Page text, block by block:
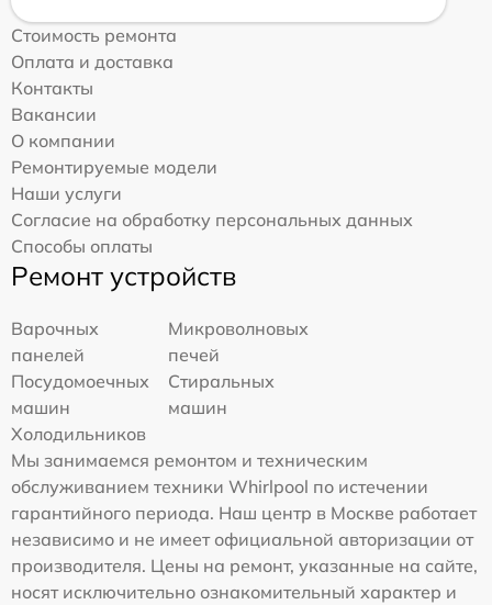
Стоимость ремонта
Оплата и доставка
Контакты
Вакансии
О компании
Ремонтируемые модели
Наши услуги
Согласие на обработку персональных данных
Способы оплаты
Ремонт устройств
Варочных
панелей
Микроволновых
печей
Посудомоечных
машин
Стиральных
машин
Холодильников
Мы занимаемся ремонтом и техническим
обслуживанием техники Whirlpool по истечении
гарантийного периода. Наш центр в Москве работает
независимо и не имеет официальной авторизации от
производителя. Цены на ремонт, указанные на сайте,
носят исключительно ознакомительный характер и